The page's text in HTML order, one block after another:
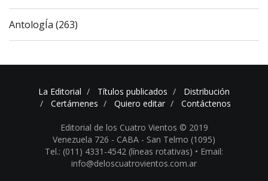
AntologÍa (263)
La Editorial Títulos publicados
Distribución
Certámenes
Quiero editar Contáctenos
Editorial de los Cuatro Vientos © 2019
Venezuela 726 - CABA - San Telmo (1095)
Tel.: (011) 4331-4542 (líneas rotativas) • Email:
info@deloscuatrovientos.com.ar